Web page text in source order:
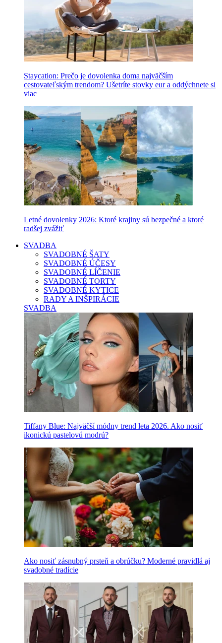
Staycation: Prečo je dovolenka doma najväčším
cestovateľským trendom? Ušetríte stovky eur a oddýchnete si
viac
Letné dovolenky 2026: Ktoré krajiny sú bezpečné a ktoré
radšej zvážiť
SVADBA
SVADOBNÉ ŠATY
SVADOBNÉ ÚČESY
SVADOBNÉ LÍČENIE
SVADOBNÉ TORTY
SVADOBNÉ KYTICE
RADY A INŠPIRÁCIE
SVADBA
Tiffany Blue: Najväčší módny trend leta 2026. Ako nosiť
ikonickú pastelovú modrú?
Ako nosiť zásnubný prsteň a obrúčku? Moderné pravidlá aj
svadobné tradície